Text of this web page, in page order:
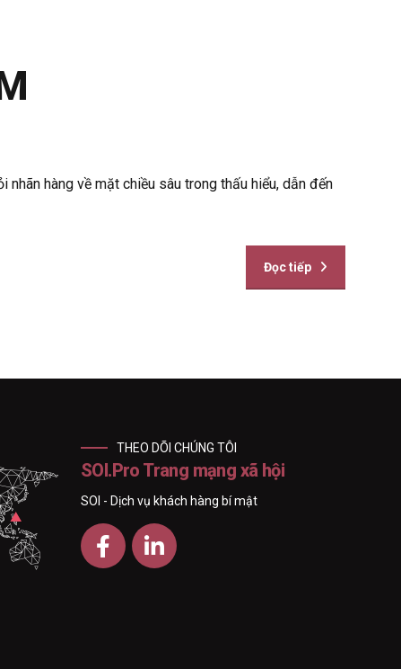
hàng về mặt chiều sâu trong thấu hiểu, dẫn đến
Đọc tiếp
THEO DÕI CHÚNG TÔI
SOI.Pro Trang mạng xã hội
SOI - Dịch vụ khách hàng bí mật